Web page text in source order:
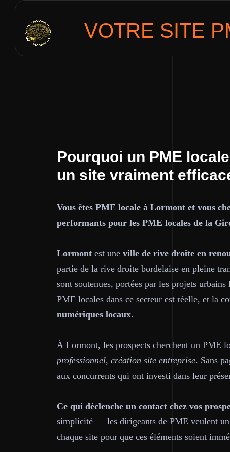
VOTRE SITE
Pourquoi un PME
un site vraiment
Vous êtes PME locale à Lormont et vous
performants pour les PME locales de la
Lormont est une ville de rive droite en
partie de la rive droite bordelaise en pleine
sont soutenues, portées par les projets
PME locales dans ce secteur est réelle, et la
numériques locaux.
À Lormont, les prospects cherchent un PME
professionnel, création site entreprise. Sans
aux concurrents qui ont investi dans leur
Ce qui déclenche un contact chez vos
simplicité — les dirigeants de PME veulent
chaque site pour que ces éléments soient